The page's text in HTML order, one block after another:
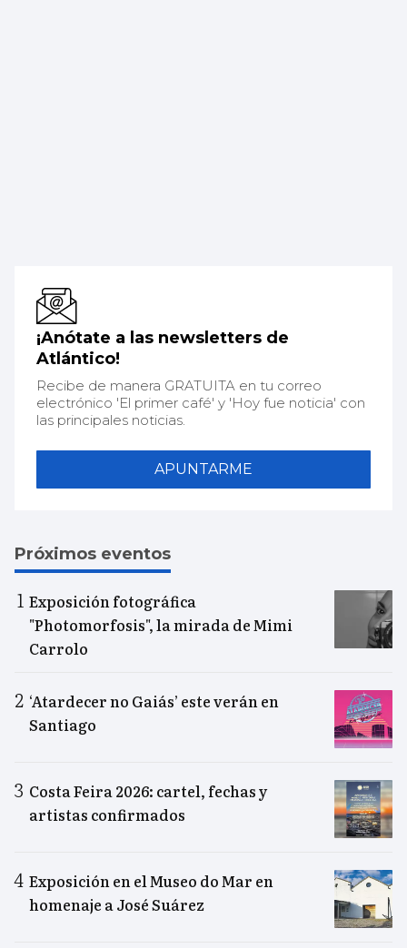
¡Anótate a las newsletters de
Atlántico!
Recibe de manera GRATUITA en tu correo
electrónico 'El primer café' y 'Hoy fue noticia' con
las principales noticias.
APUNTARME
Próximos eventos
Exposición fotográfica
"Photomorfosis", la mirada de Mimi
Carrolo
‘Atardecer no Gaiás’ este verán en
Santiago
Costa Feira 2026: cartel, fechas y
artistas confirmados
Exposición en el Museo do Mar en
homenaje a José Suárez